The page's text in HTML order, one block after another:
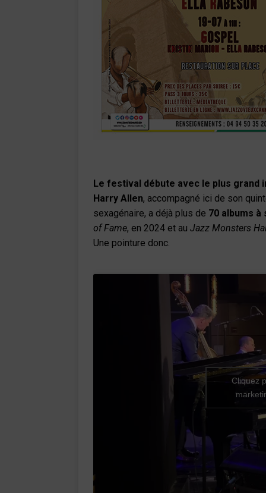
Le festival débute avec le plus
Harry Allen, accompagné ici de son
sexagénaire, a déjà plus de 70 albums
of Fame, en 2024 et au Jazz Monsters
Une pointure donc.
Cliquez